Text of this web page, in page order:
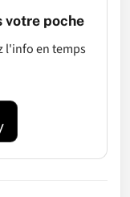
votre poche
l'info en temps